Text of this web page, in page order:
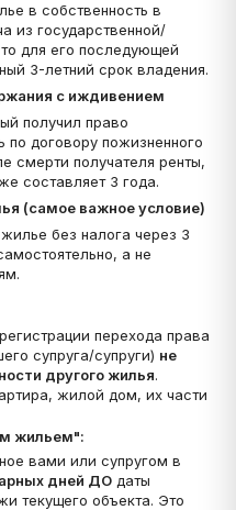
в собственность в
из государственной/
для его последующей
3-летний срок владения.
с иждивением
получил право
по договору пожизненного
смерти получателя ренты,
составляет 3 года.
(самое важное условие)
без налога через 3
а не
перехода права
супруга/супруги) не
другого жилья.
жилой дом, их части
жильем":
вами или супругом в
дней ДО даты
текущего объекта. Это